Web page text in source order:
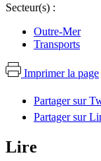
Secteur(s) :
Outre-Mer
Transports
Imprimer la page
Partager sur
Partager sur
Lire